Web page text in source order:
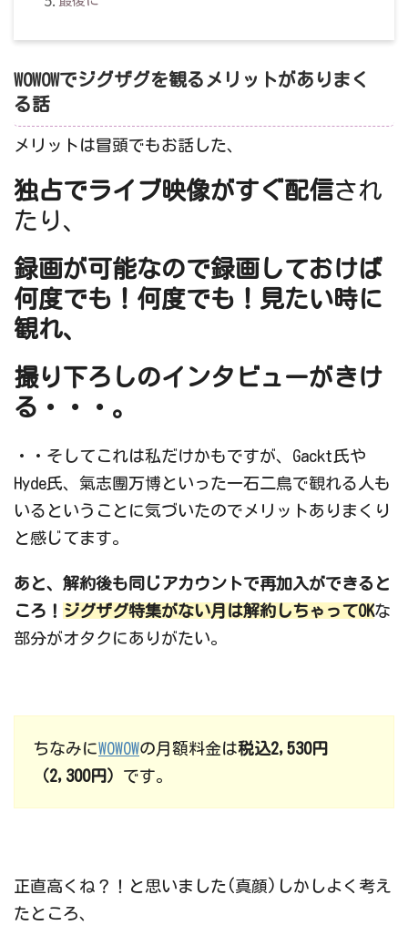
WOWOWでジグザグを観るメリットがありまく
る話
メリットは冒頭でもお話した、
独占でライブ映像がすぐ配信され
たり、
録画が可能なので録画しておけば
何度でも！何度でも！見たい時に
観れ、
撮り下ろしのインタビューがきけ
る・・・。
・・そしてこれは私だけかもですが、Gackt氏や
Hyde氏、氣志團万博といった一石二鳥で観れる人も
いるということに気づいたのでメリットありまくり
と感じてます。
あと、解約後も同じアカウントで再加入ができると
ころ！ ジグザグ特集がない月は解約しちゃってOKな
部分がオタクにありがたい。
ちなみにWOWOWの月額料金は税込2,530円
（2,300円） です。
正直高くね？！と思いました(真顔)しかしよく考え
たところ、